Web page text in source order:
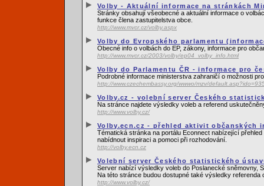
Volby - Aktuální informace na stránkách
Stránky obsahují všeobecné a aktuální informace o
funkce člena zastupitelstva obce.
http://www.mvcr.cz/volby.aspx
Volby do Evropského parlamentu
Obecné info o volbách do EP, zákony, informace pro
http://www.mvcr.cz/2003/volby/ep04_volby_info.html
Volby do Parlamentu ČR - informace pro
Podrobné informace ministerstva zahraničí o možnosti
http://www.czechembassy.org/wwwo/mzv/
Volby.cz - volební server Českého
Na stránce najdete výsledky voleb a referend
http://www.volby.cz/
Volby.ecn.cz - přehled aktivit občanských
Tématická stránka na portálu Econnect nabízející
nabídnout inspiraci a pomoci při rozhodování.
http://volby.ecn.cz
Volební server Českého statistického
Server nabízí výsledky voleb do Poslanecké sněmovny,
Na této stránce budou dostupné také výsledky referenda
http://www.volby.cz/